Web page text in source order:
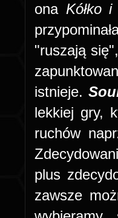
ona Kółko
"ruszają
istnieje.
lekkiej gry,
ruchów
plus
zawsze